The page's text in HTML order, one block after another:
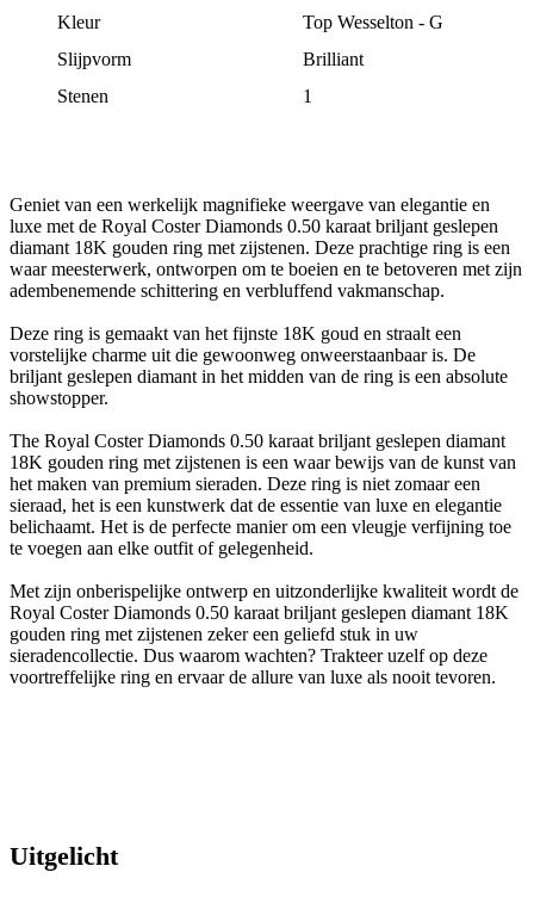
Kleur
Top Wesselton - G
Slijpvorm
Brilliant
Stenen
1
Geniet van een werkelijk magnifieke weergave van elegantie en
luxe met de Royal Coster Diamonds 0.50 karaat briljant geslepen
diamant 18K gouden ring met zijstenen. Deze prachtige ring is een
waar meesterwerk, ontworpen om te boeien en te betoveren met zijn
adembenemende schittering en verbluffend vakmanschap.
Deze ring is gemaakt van het fijnste 18K goud en straalt een
vorstelijke charme uit die gewoonweg onweerstaanbaar is. De
briljant geslepen diamant in het midden van de ring is een absolute
showstopper.
The Royal Coster Diamonds 0.50 karaat briljant geslepen diamant
18K gouden ring met zijstenen is een waar bewijs van de kunst van
het maken van premium sieraden. Deze ring is niet zomaar een
sieraad, het is een kunstwerk dat de essentie van luxe en elegantie
belichaamt. Het is de perfecte manier om een vleugje verfijning toe
te voegen aan elke outfit of gelegenheid.
Met zijn onberispelijke ontwerp en uitzonderlijke kwaliteit wordt de
Royal Coster Diamonds 0.50 karaat briljant geslepen diamant 18K
gouden ring met zijstenen zeker een geliefd stuk in uw
sieradencollectie. Dus waarom wachten? Trakteer uzelf op deze
voortreffelijke ring en ervaar de allure van luxe als nooit tevoren.
Uitgelicht